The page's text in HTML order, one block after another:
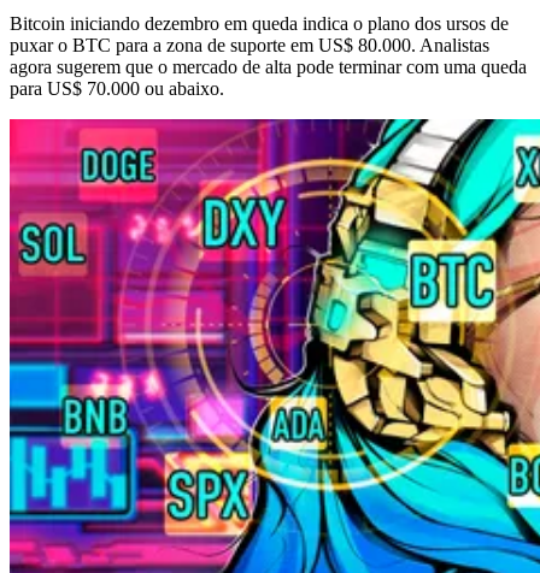
Bitcoin iniciando dezembro em queda indica o plano dos ursos de
puxar o BTC para a zona de suporte em US$ 80.000. Analistas
agora sugerem que o mercado de alta pode terminar com uma queda
para US$ 70.000 ou abaixo.